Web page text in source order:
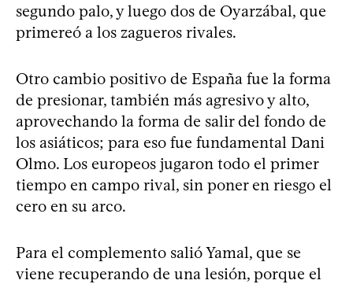
segundo palo, y luego dos de Oyarzábal, que
primereó a los zagueros rivales.
Otro cambio positivo de España fue la forma
de presionar, también más agresivo y alto,
aprovechando la forma de salir del fondo de
los asiáticos; para eso fue fundamental Dani
Olmo. Los europeos jugaron todo el primer
tiempo en campo rival, sin poner en riesgo el
cero en su arco.
Para el complemento salió Yamal, que se
viene recuperando de una lesión, porque el